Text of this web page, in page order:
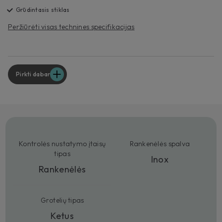
Grūdintasis stiklas
Peržiūrėti visas technines specifikacijas
Pirkti dabar
Kontrolės nustatymo įtaisų
tipas
Rankenėlės
Rankenėlės spalva
Inox
Grotelių tipas
Ketus